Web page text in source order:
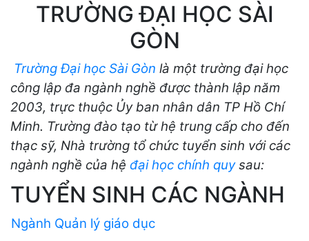
TRƯỜNG ĐẠI HỌC SÀI
GÒN
Trường Đại học Sài Gòn là một trường đại học
công lập đa ngành nghề được thành lập năm
2003, trực thuộc Ủy ban nhân dân TP Hồ Chí
Minh. Trường đào tạo từ hệ trung cấp cho đến
thạc sỹ, Nhà trường tổ chức tuyển sinh với các
ngành nghề của hệ đại học chính quysau:
TUYỂN SINH CÁC NGÀNH
Ngành Quản lý giáo dục